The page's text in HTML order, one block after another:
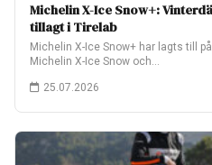
Michelin X-Ice Snow+:
tillagt i Tirelab
Michelin X-Ice Snow+ har lagts till
Michelin X-Ice Snow och…
25.07.2026